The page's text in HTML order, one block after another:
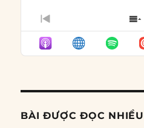
PREVIOUS
EPISODE
BÀI ĐƯỢC ĐỌC NHIỀU